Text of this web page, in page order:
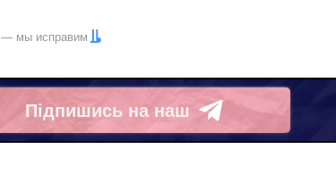
— мы исправим
Підпишись на наш
Telegram